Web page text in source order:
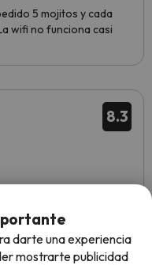
5 mojitos y cada
wifi no funciona casi
8.3
era moderna y falla a
darte una experiencia
mostrarte publicidad